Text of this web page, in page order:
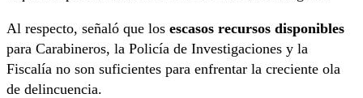
Al respecto, señaló que los escasos recursos disponibles
para Carabineros, la Policía de Investigaciones y la
Fiscalía no son suficientes para enfrentar la creciente ola
de delincuencia.